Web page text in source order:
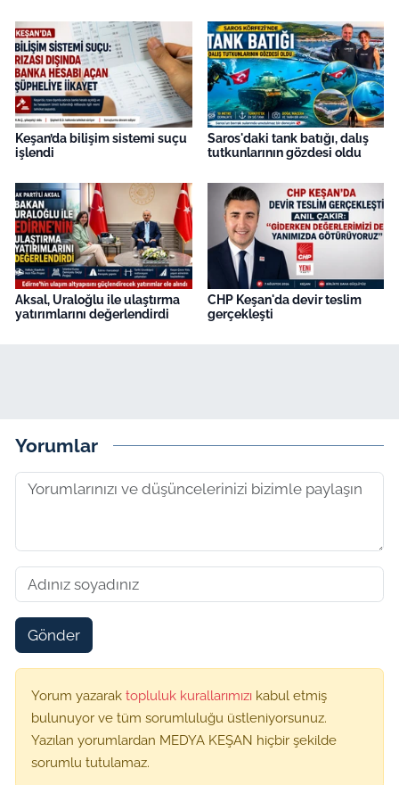
Keşan’da bilişim sistemi suçu
işlendi
Saros'daki tank batığı, dalış
tutkunlarının gözdesi oldu
Aksal, Uraloğlu ile ulaştırma
yatırımlarını değerlendirdi
CHP Keşan'da devir teslim
gerçekleşti
Yorumlar
Gönder
Yorum yazarak topluluk kurallarımızı kabul etmiş
bulunuyor ve tüm sorumluluğu üstleniyorsunuz.
Yazılan yorumlardan MEDYA KEŞAN hiçbir şekilde
sorumlu tutulamaz.